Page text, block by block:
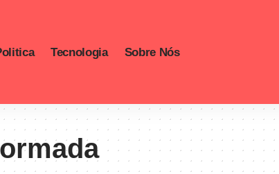
Tecnologia Sobre Nós